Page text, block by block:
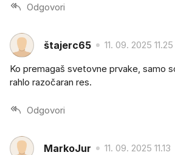
Odgovori
štajerc65 11. 09. 2025 11.25
Ko premagaš svetovne prvake, samo
rahlo razočaran res.
Odgovori
MarkoJur 11. 09. 2025 11.13